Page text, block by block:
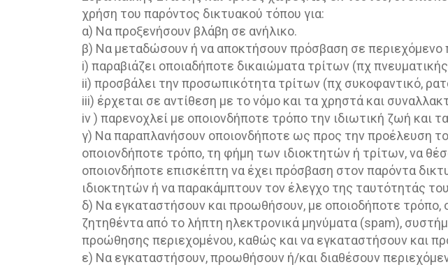
χρήση του παρόντος δικτυακού τόπου για:
α) Να προξενήσουν βλάβη σε ανήλικο.
β) Να μεταδώσουν ή να αποκτήσουν πρόσβαση σε περιεχόμενο
i) παραβιάζει οποιαδήποτε δικαιώματα τρίτων (πχ πνευματικής
ii) προσβάλει την προσωπικότητα τρίτων (πχ συκοφαντικό,
iii) έρχεται σε αντίθεση με το νόμο και τα χρηστά και
iv ) παρενοχλεί με οποιονδήποτε τρόπο την ιδιωτική ζωή και
γ) Να παραπλανήσουν οποιονδήποτε ως προς την προέλευση
οποιονδήποτε τρόπο, τη φήμη των ιδιοκτητών ή τρίτων, να
οποιονδήποτε επισκέπτη να έχει πρόσβαση στον παρόντα
ιδιοκτητών ή να παρακάμπτουν τον έλεγχο της ταυτότητάς
δ) Να εγκαταστήσουν και προωθήσουν, με οποιοδήποτε τρόπο,
ζητηθέντα από το λήπτη ηλεκτρονικά μηνύματα (spam),
προώθησης περιεχομένου, καθώς και να εγκαταστήσουν και
ε) Να εγκαταστήσουν, προωθήσουν ή/και διαθέσουν